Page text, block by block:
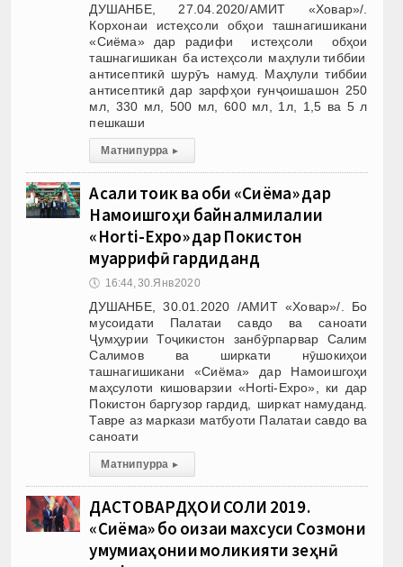
ДУШАНБЕ, 27.04.2020/АМИТ «Ховар»/.
Корхонаи истеҳсоли обҳои ташнагишикани
«Сиёма» дар радифи истеҳсоли обҳои
ташнагишикан ба истеҳсоли маҳлули тиббии
антисептикӣ шурӯъ намуд. Маҳлули тиббии
антисептикӣ дар зарфҳои ғунҷоишашон 250
мл, 330 мл, 500 мл, 600 мл, 1л, 1,5 ва 5 л
пешкаши
Матни пурра ▸
Асали тоҷик ва оби «Сиёма» дар
Намоишгоҳи байналмилалии
«Ноrti-Ехро» дар Покистон
муаррифӣ гардиданд
🕔 16:44, 30.Янв 2020
ДУШАНБЕ, 30.01.2020 /АМИТ «Ховар»/. Бо
мусоидати Палатаи савдо ва саноати
Ҷумҳурии Тоҷикистон занбӯрпарвар Салим
Салимов ва ширкати нӯшокиҳои
ташнагишикани «Сиёма» дар Намоишгоҳи
маҳсулоти кишоварзии «Ноrti-Ехро», ки дар
Покистон баргузор гардид, ширкат намуданд.
Тавре аз маркази матбуоти Палатаи савдо ва
саноати
Матни пурра ▸
ДАСТОВАРДҲОИ СОЛИ 2019.
«Сиёма» бо ҷоизаи махсуси Созмони
умумиҷаҳонии моликияти зеҳнӣ